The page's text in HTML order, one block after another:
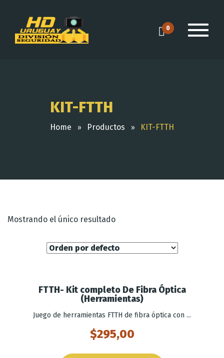
0
KIT-FTTH
Home Productos KIT-FTTH
Mostrando el único resultado
FTTH- Kit completo De Fibra Óptica
(Herramientas)
Juego de herramientas FTTH de fibra óptica con ...
$295,00